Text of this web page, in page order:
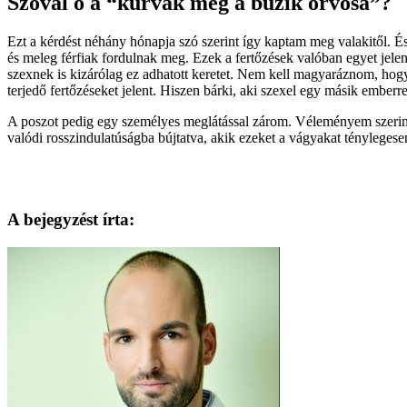
Ezt a kérdést néhány hónapja szó szerint így kaptam meg valakitől.
és meleg férfiak fordulnak meg. Ezek a fertőzések valóban egyet
szexnek is kizárólag ez adhatott keretet. Nem kell magyaráznom,
terjedő fertőzéseket jelent. Hiszen bárki, aki szexel egy másik
A poszot pedig egy személyes meglátással zárom. Véleményem
valódi rosszindulatúságba bújtatva, akik ezeket a vágyakat
A bejegyzést írta: